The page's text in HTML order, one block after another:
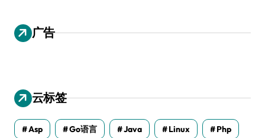
广告
云标签
Asp Go语言 Java Linux Php